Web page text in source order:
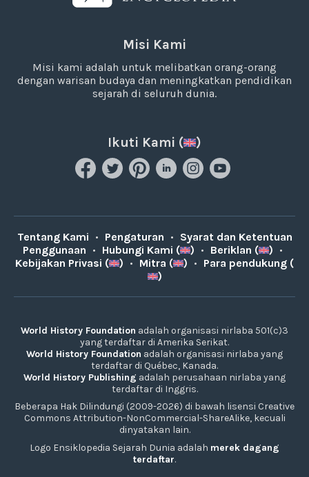
Misi Kami
Misi kami adalah untuk melibatkan orang-orang
dengan warisan budaya dan meningkatkan pendidikan
sejarah di seluruh dunia.
Ikuti Kami ( )
Tentang Kami • Pengaturan • Syarat dan Ketentuan
Penggunaan • Hubungi Kami ( ) • Beriklan ( ) •
Kebijakan Privasi (
) • Mitra ( ) • Para pendukung (
)
World History Foundation adalah organisasi nirlaba 501(c)3
yang terdaftar di Amerika Serikat.
World History Foundation adalah organisasi nirlaba yang
terdaftar di Québec, Kanada.
World History Publishing adalah perusahaan nirlaba yang
terdaftar di Inggris.
Beberapa Hak Dilindungi (2009-2026) di bawah lisensi Creative
Commons Attribution-NonCommercial-ShareAlike, kecuali
dinyatakan lain.
Logo Ensiklopedia Sejarah Dunia adalah merek dagang
terdaftar.